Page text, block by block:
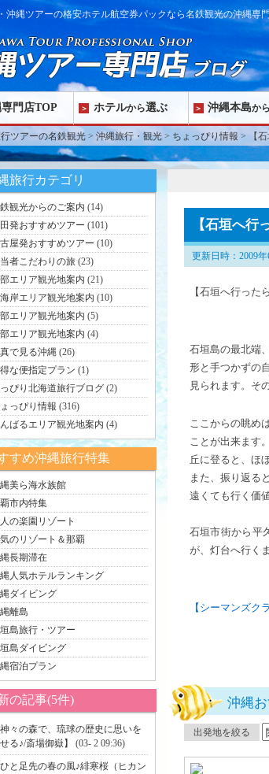
沖縄ツアーの格安ホテル航空券パックなら名鉄観光の沖縄専
門店TOP ホテルから選ぶ 沖縄本島か
ツアーの名鉄観光 > 沖縄旅行・観光 > ちょっぴり情報 > 【石
【石垣へ行
更新日時：2009年
【石垣へ行った
石垣島の最北端
形と手つかずの
見られます。そ
ここからの眺め
ことが出来ます
丘に登ると、ほ
また、振り返る
遠くても行く価
石垣市街から平
が、灯台へ行く
【シーマンズク
沖縄
出発地を絞る
旅行カテゴリ
観光からのご案内 (14)
発おすすめツアー (101)
屋発おすすめツアー (10)
者こだわりの旅 (23)
エリア観光地案内 (21)
岸エリア観光地案内 (10)
エリア観光地案内 (5)
エリア観光地案内 (4)
で見る沖縄(26)
な便指定プラン (1)
ぴり北海道旅行ブログ(2)
っぴり情報 (316)
ばるエリア観光地案内 (4)
すめ沖縄旅行特集
美ら海水族館
市内特集
の楽園リゾート
のリゾート＆那覇
長期滞在
人気ホテルランキング
ダイビング
離島
島旅行・ツアー
島ダイビング
宿泊プラン
の記事(5件)
神々の森で、琉球の歴史に思いを
る♪/斎場御嶽】
(03- 2 09:36)
ひと足先の春の風♪緋寒桜（ヒカン